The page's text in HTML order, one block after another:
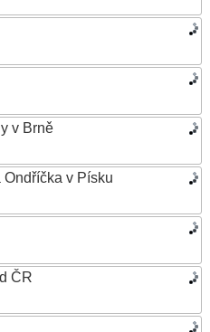
v Brně
v Písku
ČR